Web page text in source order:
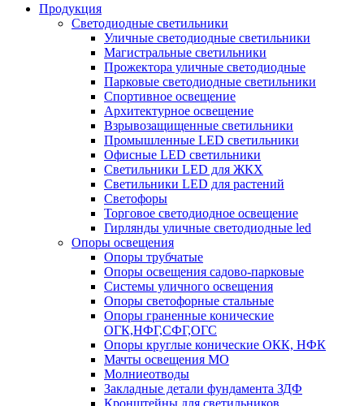
Продукция
Светодиодные светильники
Уличные светодиодные светильники
Магистральные светильники
Прожектора уличные светодиодные
Парковые светодиодные светильники
Спортивное освещение
Архитектурное освещение
Взрывозащищенные светильники
Промышленные LED светильники
Офисные LED светильники
Cветильники LED для ЖКХ
Светильники LED для растений
Светофоры
Торговое светодиодное освещение
Гирлянды уличные светодиодные led
Опоры освещения
Опоры трубчатые
Опоры освещения садово-парковые
Системы уличного освещения
Опоры светофорные стальные
Опоры граненные конические
ОГК,НФГ,СФГ,ОГС
Опоры круглые конические ОКК, НФК
Мачты освещения МО
Молниеотводы
Закладные детали фундамента ЗДФ
Кронштейны для светильников